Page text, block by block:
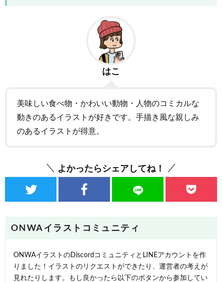
はこ
美味しい食べ物・かわいい動物・人物のコミカルな
動きのあるイラストが好きです。手描き風な親しみ
のあるイラストが得意。
よかったらシェアしてね！
ONWAイラストコミュニティ
ONWAイラストのDiscordコミュニティとLINEアカウントを作
りました！イラストのリクエストができたり、運営者の考えが
見れたりします。もし良かったら以下のボタンから参加してい